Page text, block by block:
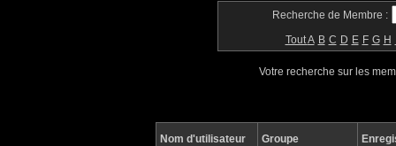
Recherche de Membre :
ToutA B C D E F G H
Votre recherche sur les
Nom d'utilisateur Groupe